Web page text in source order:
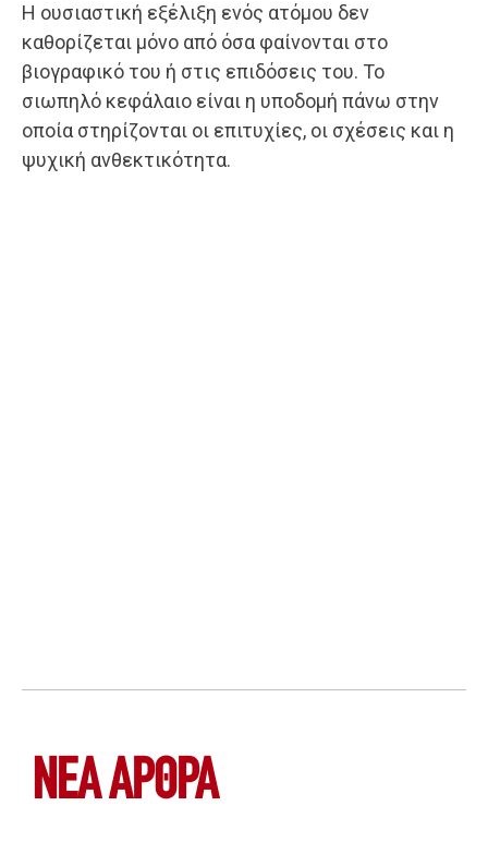
Η ουσιαστική εξέλιξη ενός ατόμου δεν
καθορίζεται μόνο από όσα φαίνονται στο
βιογραφικό του ή στις επιδόσεις του. Το
σιωπηλό κεφάλαιο είναι η υποδομή πάνω στην
οποία στηρίζονται οι επιτυχίες, οι σχέσεις και η
ψυχική ανθεκτικότητα.
ΝΕΑ ΆΡΘΡΑ